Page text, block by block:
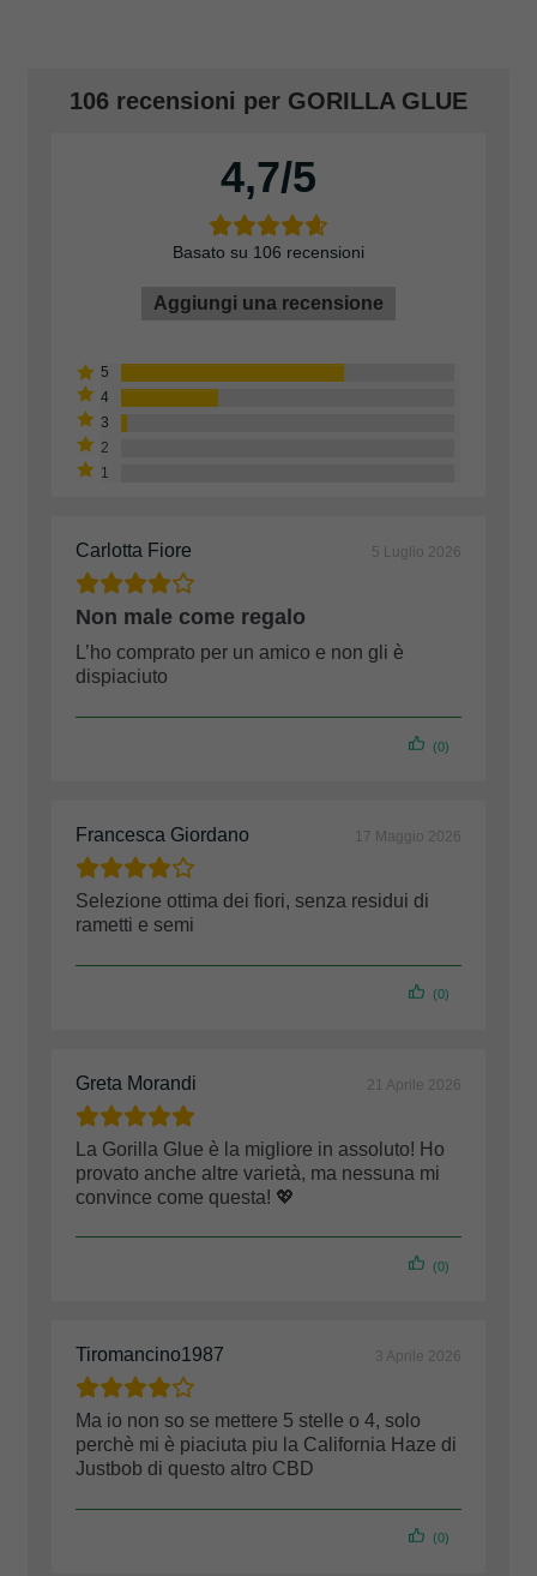
106 recensioni per GORILLA GLUE
4,7
Basato su 106 recensioni
Aggiungi una recensione
Carlotta Fiore 5 Luglio 2026
Non male come regalo
L’ho comprato per un amico e non gli è
dispiaciuto
(0)
Francesca Giordano 17 Maggio 2026
Selezione ottima dei fiori, senza residui di
rametti e semi
(0)
Greta Morandi 21 Aprile 2026
La Gorilla Glue è la migliore in assoluto! Ho
provato anche altre varietà, ma nessuna mi
convince come questa! 💖
(0)
Tiromancino1987 3 Aprile 2026
Ma io non so se mettere 5 stelle o 4, solo
perchè mi è piaciuta piu la California Haze di
Justbob di questo altro CBD
(0)